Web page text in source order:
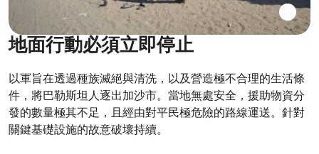
地面行動必須立即停止
以軍旨在透過種族滅絕與清洗，以及營造極不合理的生活條
件，將巴勒斯坦人逐出加沙市。當地無處安全，援助物資分
發的數量極其不足，且經由對平民極危險的路線運送。針對
關鍵基礎設施的故意破壞持續。